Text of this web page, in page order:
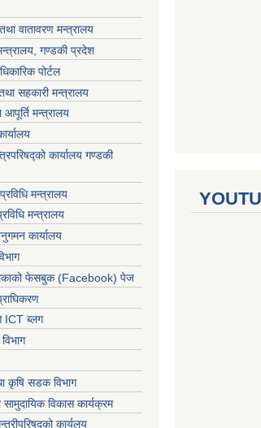
वातावरण मन्त्रालय
गण्डकी प्रदेश
पोर्टल
सहकारी मन्त्रालय
आपूर्ति मन्त्रालय
कार्यालय गण्डकी
मन्त्रालय
मन्त्रालय
कार्यालय
फेसबुक (Facebook) पेज
ICT ब्लग
कृषि सडक विभाग
विकास कार्यक्रम
कार्यलय